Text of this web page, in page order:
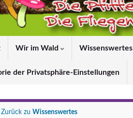
Wir im Wald Wissenswertes
der Privatsphäre-Einstellungen
Zurück zu Wissenswertes